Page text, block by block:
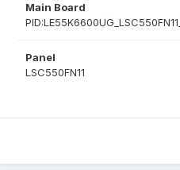
Main Board
Panel
LSC550FN11